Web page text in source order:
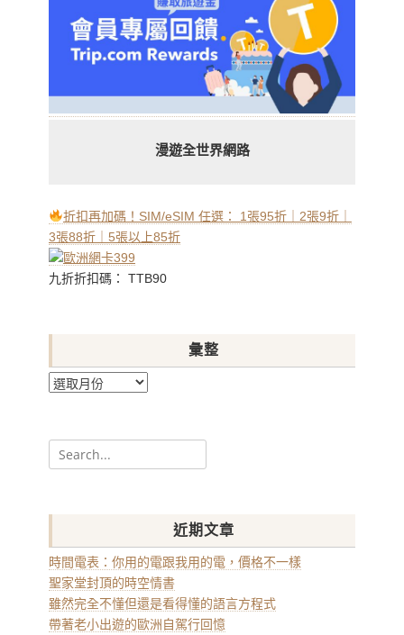
漫遊全世界網路
折扣再加碼！SIM/eSIM 任選： 1張95折｜2張9折｜
3張88折｜5張以上85折
九折折扣碼： TTB90
彙整
彙
Search
for:
近期文章
時間電表：你用的電跟我用的電，價格不一樣
聖家堂封頂的時空情書
雖然完全不懂但還是看得懂的語言方程式
帶著老小出遊的歐洲自駕行回憶